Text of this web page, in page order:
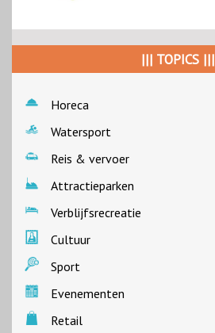
||| TOPICS |||
Horeca
Watersport
Reis & vervoer
Attractieparken
Verblijfsrecreatie
Cultuur
Sport
Evenementen
Retail